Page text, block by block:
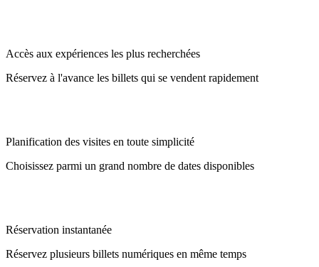
Accès aux expériences les plus recherchées
Réservez à l'avance les billets qui se vendent rapidement
Planification des visites en toute simplicité
Choisissez parmi un grand nombre de dates disponibles
Réservation instantanée
Réservez plusieurs billets numériques en même temps